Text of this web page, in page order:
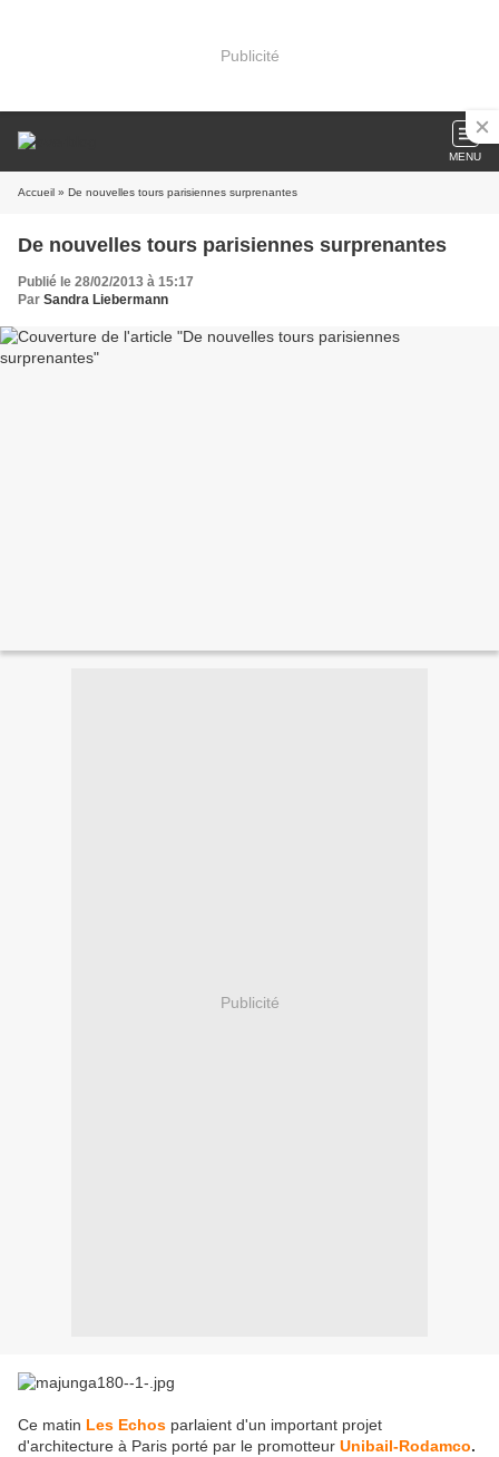
Publicité
MENU
Accueil » De nouvelles tours parisiennes surprenantes
De nouvelles tours parisiennes surprenantes
Publié le 28/02/2013 à 15:17
Par Sandra Liebermann
Publicité
Ce matin Les Echos parlaient d'un important projet
d'architecture à Paris porté par le promotteur Unibail-Rodamco.